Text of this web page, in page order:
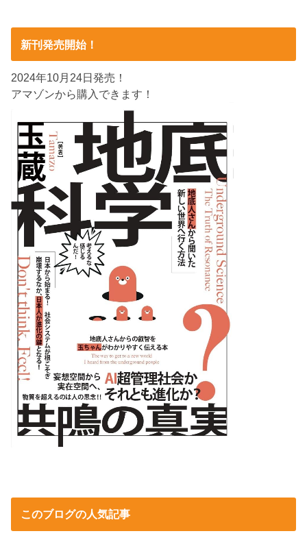
新刊発売開始！
2024年10月24日発売！
アマゾンから購入できます！
このブログの人気記事